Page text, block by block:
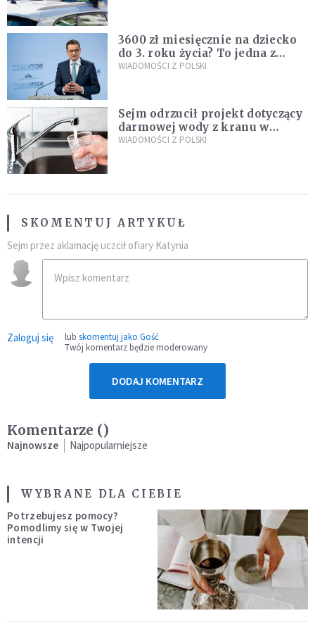
3600 zł miesięcznie na dziecko
do 3. roku życia? To jedna z
propozycji programu "Rozwój
WIADOMOŚCI Z POLSKI
Sejm odrzucił projekt dotyczący
darmowej wody z kranu w
restauracjach
WIADOMOŚCI Z POLSKI
SKOMENTUJ ARTYKUŁ
Sejm przez aklamację uczcił ofiary Katynia
Zaloguj się lub skomentuj jako Gość
Twój komentarz będzie moderowany
DODAJ KOMENTARZ
Komentarze ()
Najnowsze Najpopularniejsze
WYBRANE DLA CIEBIE
Potrzebujesz pomocy?
Pomodlimy się w Twojej
intencji